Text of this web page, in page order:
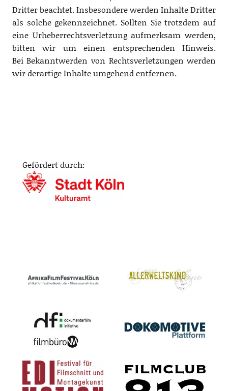
Dritter beachtet. Insbesondere werden Inhalte Dritter
als solche gekennzeichnet. Sollten Sie trotzdem auf
eine Urheberrechtsverletzung aufmerksam werden,
bitten wir um einen entsprechenden Hinweis.
Bei Bekanntwerden von Rechtsverletzungen werden
wir derartige Inhalte umgehend entfernen.
Gefördert durch: